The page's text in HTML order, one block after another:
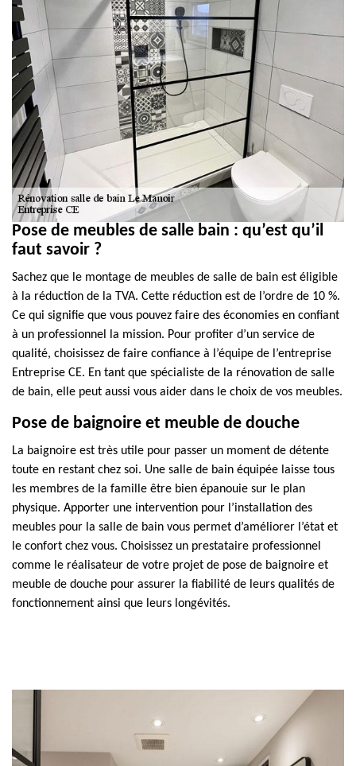
Pose de meubles de salle bain : qu’est qu’il
faut savoir ?
Sachez que le montage de meubles de salle de bain est éligible
à la réduction de la TVA. Cette réduction est de l’ordre de 10 %.
Ce qui signifie que vous pouvez faire des économies en confiant
à un professionnel la mission. Pour profiter d’un service de
qualité, choisissez de faire confiance à l’équipe de l’entreprise
Entreprise CE. En tant que spécialiste de la rénovation de salle
de bain, elle peut aussi vous aider dans le choix de vos meubles.
Pose de baignoire et meuble de douche
La baignoire est très utile pour passer un moment de détente
toute en restant chez soi. Une salle de bain équipée laisse tous
les membres de la famille être bien épanouie sur le plan
physique. Apporter une intervention pour l’installation des
meubles pour la salle de bain vous permet d’améliorer l’état et
le confort chez vous. Choisissez un prestataire professionnel
comme le réalisateur de votre projet de pose de baignoire et
meuble de douche pour assurer la fiabilité de leurs qualités de
fonctionnement ainsi que leurs longévités.